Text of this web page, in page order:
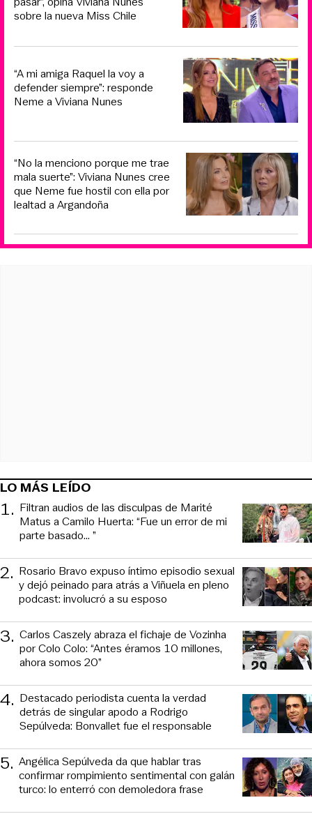
sobre la nueva Miss Chile
“A mi amiga Raquel la voy a
defender siempre”: responde
Neme a Viviana Nunes
“No la menciono porque me trae
mala suerte”: Viviana Nunes cree
que Neme fue hostil con ella por
lealtad a Argandoña
LO MÁS LEÍDO
1. Filtran audios de las disculpas de Marité
Matus a Camilo Huerta: “Fue un error de mi
parte basado... ”
2. Rosario Bravo expuso íntimo episodio sexual
y dejó peinado para atrás a Viñuela en pleno
podcast: involucró a su esposo
3. Carlos Caszely abraza el fichaje de Vozinha
por Colo Colo: “Antes éramos 10 millones,
ahora somos 20”
4. Destacado periodista cuenta la verdad
detrás de singular apodo a Rodrigo
Sepúlveda: Bonvallet fue el responsable
5. Angélica Sepúlveda da que hablar tras
confirmar rompimiento sentimental con galán
turco: lo enterró con demoledora frase